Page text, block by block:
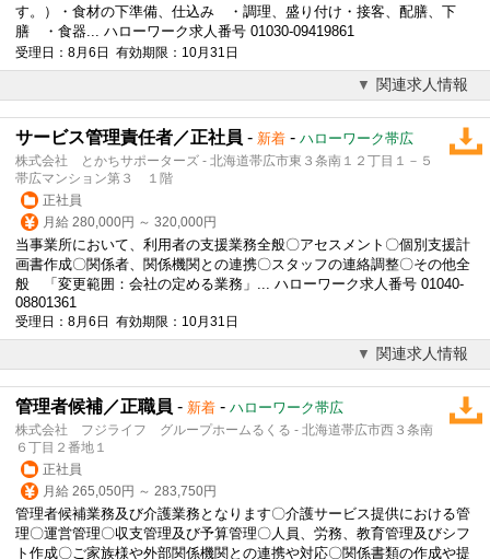
す。）・食材の下準備、仕込み ・ 調理 、盛り付け・接客、配膳、下
膳 ・食器... ハローワーク求人番号 01030-09419861
受理日：8月6日 有効期限：10月31日
関連求人情報
サービス管理責任者／正社員 - 新着 - ハローワーク帯広
株式会社 とかちサポーターズ - 北海道帯広市東３条南１２丁目１－５
帯広マンション第３ １階
正社員
月給 280,000円 ～ 320,000円
当事業所において、利用者の支援業務全般〇アセスメント〇個別支援計
画書作成〇関係者、関係機関との連携〇スタッフの連絡調整〇その他全
般 「変更範囲：会社の定める業務」... ハローワーク求人番号 01040-
08801361
受理日：8月6日 有効期限：10月31日
関連求人情報
管理者候補／正職員 - 新着 - ハローワーク帯広
株式会社 フジライフ グループホームるくる - 北海道帯広市西３条南
６丁目２番地１
正社員
月給 265,050円 ～ 283,750円
管理者候補業務及び介護業務となります〇介護サービス提供における管
理〇運営管理〇収支管理及び予算管理〇人員、労務、教育管理及びシフ
ト作成〇ご家族様や外部関係機関との連携や対応〇関係書類の作成や提